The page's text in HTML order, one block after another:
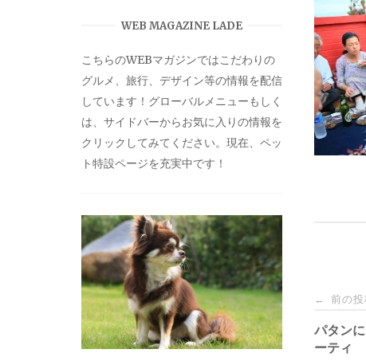
投
稿
← 前の投
パタン
ーティ
WEB MAGAZINE LADE
こちらのWEBマガジンではこだわりの
グルメ、旅行、デザイン等の情報を配信
しています！グローバルメニューもしく
は、サイドバーからお気に入りの情報を
クリックしてみてください。現在、ペッ
ト特設ページを充実中です！